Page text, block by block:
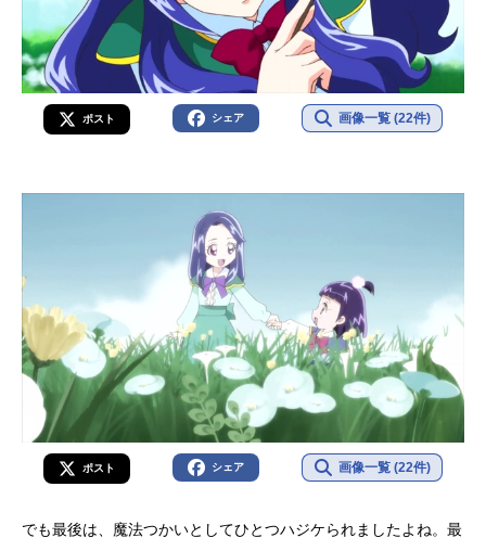
ポスト シェア 画像一覧 (22件)
ポスト シェア 画像一覧 (22件)
でも最後は、魔法つかいとしてひとつハジケられましたよね。最